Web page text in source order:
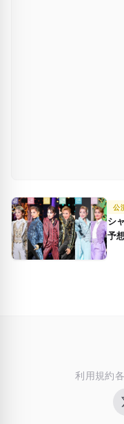
公
シ
予
利用規約